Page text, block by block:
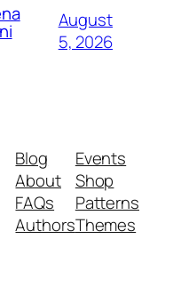
August
5, 2026
Blog
About
FAQs
Authors
Events
Shop
Patterns
Themes